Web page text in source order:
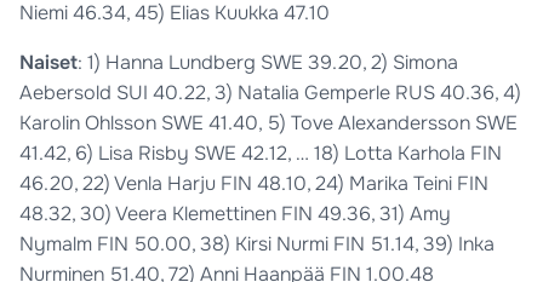
Niemi 46.34, 45) Elias Kuukka 47.10
Naiset: 1) Hanna Lundberg SWE 39.20, 2) Simona
Aebersold SUI 40.22, 3) Natalia Gemperle RUS 40.36, 4)
Karolin Ohlsson SWE 41.40, 5) Tove Alexandersson SWE
41.42, 6) Lisa Risby SWE 42.12, … 18) Lotta Karhola FIN
46.20, 22) Venla Harju FIN 48.10, 24) Marika Teini FIN
48.32, 30) Veera Klemettinen FIN 49.36, 31) Amy
Nymalm FIN 50.00, 38) Kirsi Nurmi FIN 51.14, 39) Inka
Nurminen 51.40, 72) Anni Haanpää FIN 1.00.48